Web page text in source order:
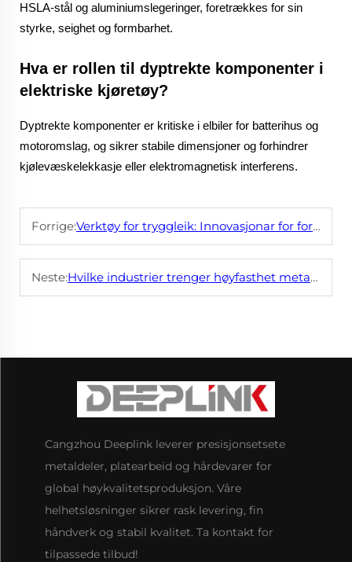
HSLA-stål og aluminiumslegeringer, foretrækkes for sin
styrke, seighet og formbarhet.
Hva er rollen til dyptrekte komponenter i
elektriske kjøretøy?
Dyptrekte komponenter er kritiske i elbiler for batterihus og
motoromslag, og sikrer stabile dimensjoner og forhindrer
kjølevæskelekkasje eller elektromagnetisk interferens.
Forrige:Verktøy for tryggleik: Innovasjonar for forbetra vern på arbeidsplassen
Neste:Hvilke industrier trenger høyfasthet metallklemmer?
Cangzhou Deeplink leverer presisjonsetsete
metaldeler, platearbeid og hårdevarer for
global høykvalitetsproduksjon. Våre
helhetsløsninger sikrer rask levering, fin
håndverk og stabil kvalitet. Ta kontakt for
tilpassede tilbud!